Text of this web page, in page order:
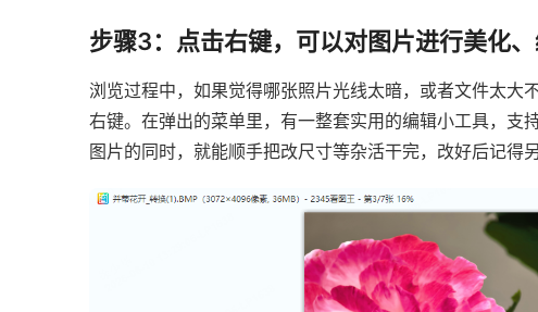
步骤3：点击右键，可以对图片进行美化
浏览过程中，如果觉得哪张照片光线太暗，或者文件太大
右键。在弹出的菜单里，有一整套实用的编辑小工具，支
图片的同时，就能顺手把改尺寸等杂活干完，改好后记得